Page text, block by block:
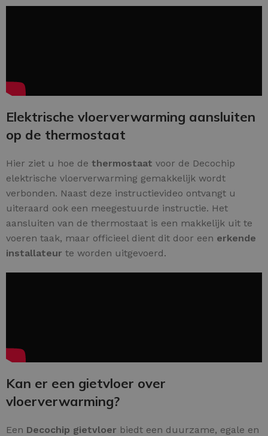
Elektrische vloerverwarming aansluiten
op de thermostaat
Hier ziet u hoe de thermostaat voor de Decochip
elektrische vloerverwarming gemakkelijk wordt
verbonden. Naast deze instructievideo ontvangt u
uiteraard ook een meegestuurde instructie. Het
aansluiten van de thermostaat is een makkelijk uit te
voeren taak, maar officieel dient dit door een erkende
installateur te worden uitgevoerd.
Kan er een gietvloer over
vloerverwarming?
Een Decochip gietvloer biedt een duurzame, egale en